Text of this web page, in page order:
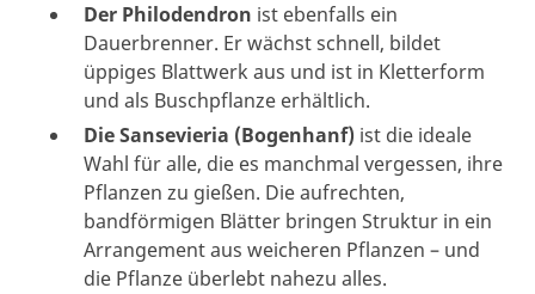
Der Philodendron ist ebenfalls ein
Dauerbrenner. Er wächst schnell, bildet
üppiges Blattwerk aus und ist in Kletterform
und als Buschpflanze erhältlich.
Die Sansevieria (Bogenhanf) ist die ideale
Wahl für alle, die es manchmal vergessen, ihre
Pflanzen zu gießen. Die aufrechten,
bandförmigen Blätter bringen Struktur in ein
Arrangement aus weicheren Pflanzen – und
die Pflanze überlebt nahezu alles.